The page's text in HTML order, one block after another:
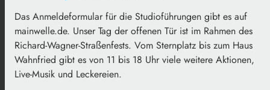
Das Anmeldeformular für die Studioführungen gibt es auf
mainwelle.de. Unser Tag der offenen Tür ist im Rahmen des
Richard-Wagner-Straßenfests. Vom Sternplatz bis zum Haus
Wahnfried gibt es von 11 bis 18 Uhr viele weitere Aktionen,
Live-Musik und Leckereien.